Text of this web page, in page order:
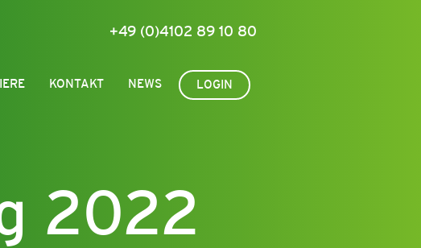
+49 (0)4102 89 10 80
KONTAKT NEWS LOGIN
2022